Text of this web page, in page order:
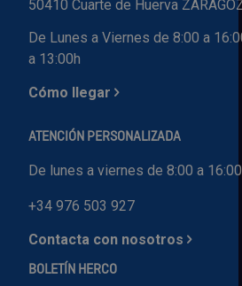
50410 Cuarte de Huerva
De Lunes a Viernes de 8:00 a
a 13:00h
Cómo llegar
ATENCIÓN PERSONALIZADA
De lunes a viernes de 8:00 a
+34 976 503 927
Contacta con nosotros
BOLETÍN HERCO